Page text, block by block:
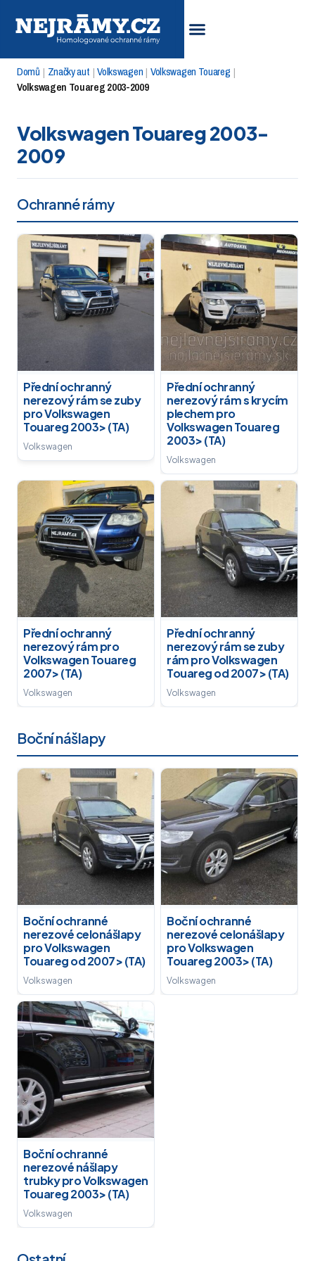
Domů | Značky aut | Volkswagen | Volkswagen Touareg |
Volkswagen Touareg 2003-2009
Volkswagen Touareg 2003-
2009
Ochranné rámy
Přední ochranný
nerezový rám se zuby
pro Volkswagen
Touareg 2003> (TA)
Volkswagen
Přední ochranný
nerezový rám s krycím
plechem pro
Volkswagen Touareg
2003> (TA)
Volkswagen
Přední ochranný
nerezový rám pro
Volkswagen Touareg
2007> (TA)
Volkswagen
Přední ochranný
nerezový rám se zuby
rám pro Volkswagen
Touareg od 2007> (TA)
Volkswagen
Boční nášlapy
Boční ochranné
nerezové celonášlapy
pro Volkswagen
Touareg od 2007> (TA)
Volkswagen
Boční ochranné
nerezové celonášlapy
pro Volkswagen
Touareg 2003> (TA)
Volkswagen
Boční ochranné
nerezové nášlapy
trubky pro Volkswagen
Touareg 2003> (TA)
Volkswagen